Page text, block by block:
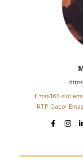
Emas168 slot
RTP Gacor